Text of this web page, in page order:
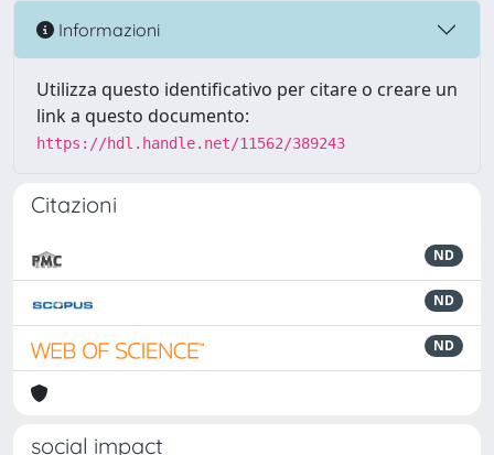
Informazioni
Utilizza questo identificativo per citare o creare un
link a questo documento:
https://hdl.handle.net/11562/389243
Citazioni
ND
ND
ND
social impact